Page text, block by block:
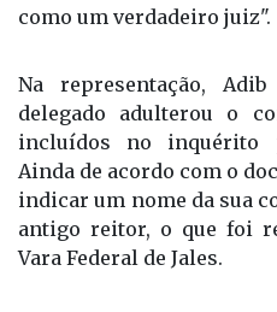
como um verdadeiro juiz".
Na representação,
delegado adulterou o
incluídos no inquérito
Ainda de acordo com o
indicar um nome da sua
antigo reitor, o que foi
Vara Federal de Jales.